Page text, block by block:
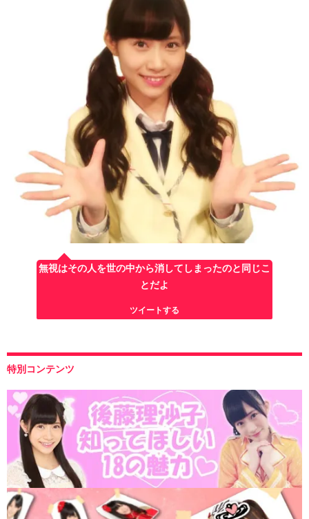
無視はその人を世の中から消してしまったのと同じこ
とだよ
ツイートする
特別コンテンツ